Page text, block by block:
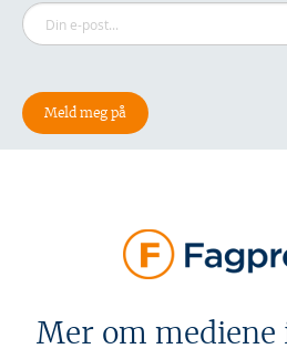
Mer om mediene